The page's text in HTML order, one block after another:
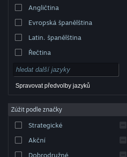
© Valve Corporation. Všechna práva vyhrazena.
příslušných subjektů v USA a dalších zemích.
Smlouva o užívání služby Steam
Cookies
Angličtina
Evropská španělština
Latin. španělština
Řečtina
Spravovat předvolby jazyků
Zúžit podle značky
Strategické
Akční
Dobrodružné